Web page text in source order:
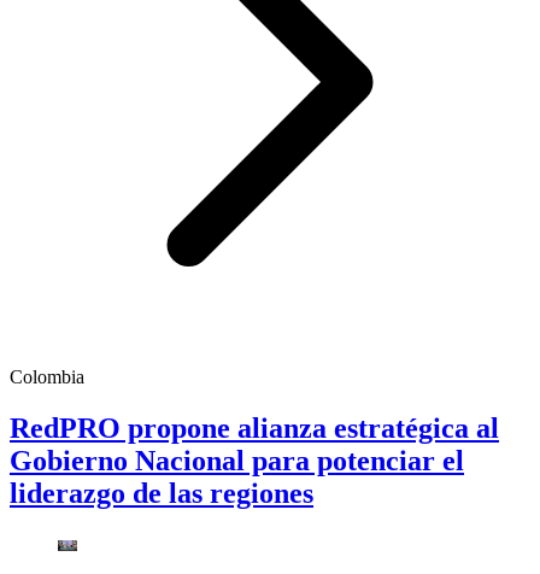
Colombia
RedPRO propone alianza estratégica al
Gobierno Nacional para potenciar el
liderazgo de las regiones